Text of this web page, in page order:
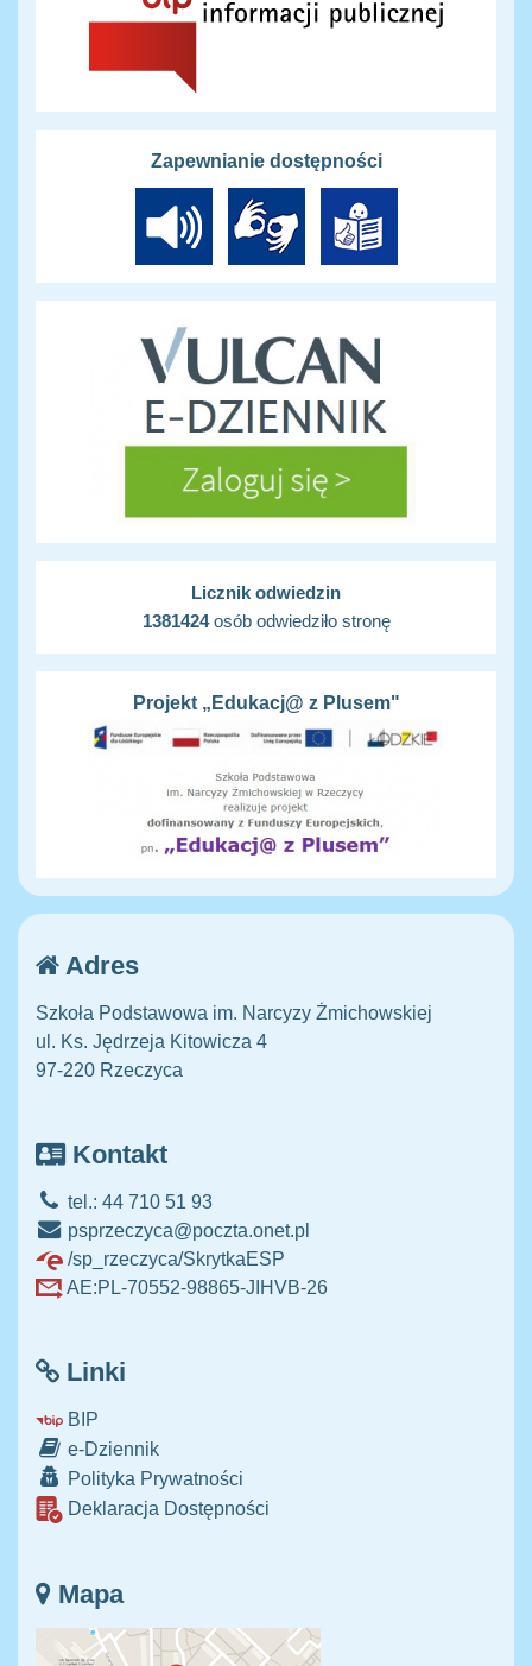
Zapewnianie dostępności
Licznik odwiedzin
1381424osób odwiedziło stronę
Projekt „Edukacj@ z Plusem"
Adres
Szkoła Podstawowa im. Narcyzy Żmichowskiej
ul. Ks. Jędrzeja Kitowicza 4
97-220 Rzeczyca
Kontakt
tel.: 44 710 51 93
psprzeczyca@poczta.onet.pl
/sp_rzeczyca/SkrytkaESP
AE:PL-70552-98865-JIHVB-26
Linki
BIP
e-Dziennik
Polityka Prywatności
Deklaracja Dostępności
Mapa